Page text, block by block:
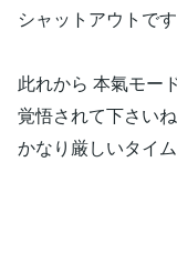
シャットアウトです
此れから 本氣モー
覚悟されて下さいね
かなり厳しいタイ